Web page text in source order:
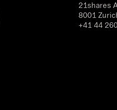
21shares
8001
+41 44